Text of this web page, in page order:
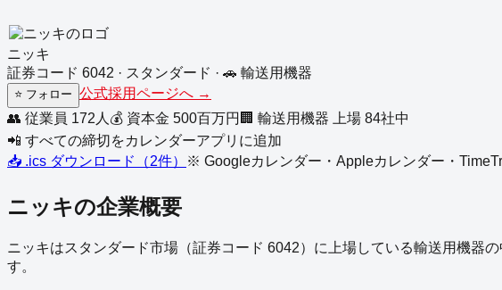
ニッキ
証券コード 6042 · スタンダード · 🚗 輸送用機器
⭐ フォロー 公式採用ページへ →
👥 従業員 172 人 💰 資本金 500百万円 🏢 輸送用機器 上場 84社中
📲 すべての締切をカレンダーアプリに追加
📥 .ics ダウンロード（2件） ※ Googleカレンダー・Appleカレンダー・
ニッキの企業概要
ニッキはスタンダード市場（証券コード 6042）に上場している輸送用機器の
す。